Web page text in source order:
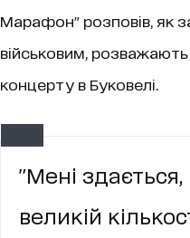
Марафон" розповів, як
військовим,
концерту в Буковелі.
"Мені
великій